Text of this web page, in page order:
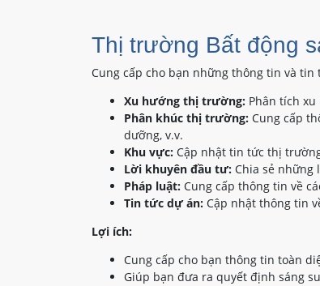
Thị trường Bất động
Cung cấp cho bạn những thông tin và
Xu hướng thị trường:Phân tích xu
Phân khúc thị trường:Cung cấp
dưỡng, v.v.
Khu vực:Cập nhật tin tức thị
Lời khuyên đầu tư:Chia sẻ những
Pháp luật:Cung cấp thông tin về
Tin tức dự án:Cập nhật thông tin
Lợi ích:
Cung cấp cho bạn thông tin toàn
Giúp bạn đưa ra quyết định sáng